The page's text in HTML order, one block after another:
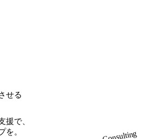
視点からも協業しクライアントへ価
ンバー、多様なプロジェクトによる
略コンサルティングファームや総合
ァームをはじめ、メーカー、ITベン
、会社が負担します。 2026年8月18日
質問頂く際のみ、顔出ししていた
どから優秀層が多数ジョイン。 http
ル制</u>を取っており、業界の枠に縛
を割かれることなくデリバリーに注
度を非常に重視しており、意にそぐ
せる
援で、
を。
Consulting